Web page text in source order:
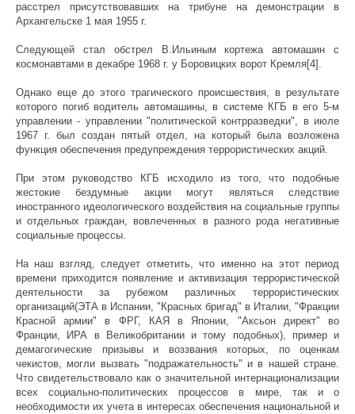
расстрел присутствовавших на трибуне на демонстрации в
Архангельске 1 мая 1955 г.
Следующей стал обстрел В.Ильиным кортежа автомашин с
космонавтами в декабре 1968 г. у Боровицких ворот Кремля[4].
Однако еще до этого трагического происшествия, в результате
которого погиб водитель автомашины, в системе КГБ в его 5-м
управлении - управлении "политической контрразведки", в июле
1967 г. был создан пятый отдел, на который была возложена
функция обеспечения предупреждения террористических акций.
При этом руководство КГБ исходило из того, что подобные
жестокие бездумные акции могут являться следствие
иностранного идеологического воздействия на социальные группы
и отдельных граждан, вовлеченных в разного рода негативные
социальные процессы.
На наш взгляд, следует отметить, что именно на этот период
времени приходится появление и активизация террористической
деятельности за рубежом различных террористических
организаций(ЭТА в Испании, "Красных бригад" в Италии, "Фракции
Красной армии" в ФРГ, КАЯ в Японии, "Аксьон директ" во
Франции, ИРА в Великобритании и тому подобных), пример и
демагогические призывы и воззвания которых, по оценкам
чекистов, могли вызвать "подражательность" и в нашей стране.
Что свидетельствовало как о значительной интернационализации
всех социально-политических процессов в мире, так и о
необходимости их учета в интересах обеспечения национальной и